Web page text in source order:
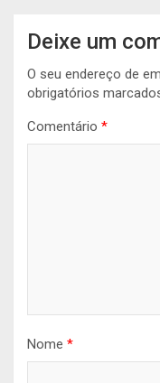
Deixe um
O seu endereço de
obrigatórios
Comentário *
Nome *